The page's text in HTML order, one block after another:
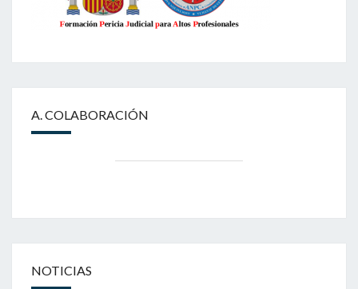
A. COLABORACIÓN
NOTICIAS